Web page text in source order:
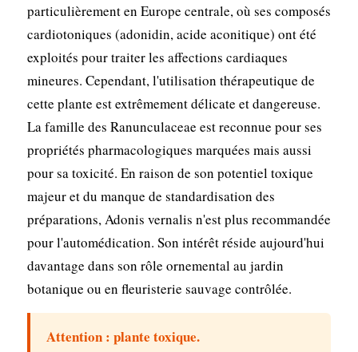
particulièrement en Europe centrale, où ses composés
cardiotoniques (adonidin, acide aconitique) ont été
exploités pour traiter les affections cardiaques
mineures. Cependant, l'utilisation thérapeutique de
cette plante est extrêmement délicate et dangereuse.
La famille des Ranunculaceae est reconnue pour ses
propriétés pharmacologiques marquées mais aussi
pour sa toxicité. En raison de son potentiel toxique
majeur et du manque de standardisation des
préparations, Adonis vernalis n'est plus recommandée
pour l'automédication. Son intérêt réside aujourd'hui
davantage dans son rôle ornemental au jardin
botanique ou en fleuristerie sauvage contrôlée.
Attention : plante toxique.